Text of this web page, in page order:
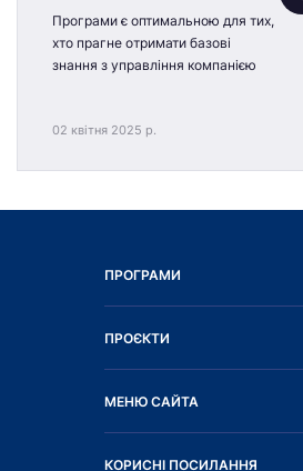
Програми є оптимальною для тих,
хто прагне отримати базові
знання з управління компанією
02 квітня 2025 р.
ПРОГРАМИ
ПРОЄКТИ
МЕНЮ САЙТА
КОРИСНІ ПОСИЛАННЯ